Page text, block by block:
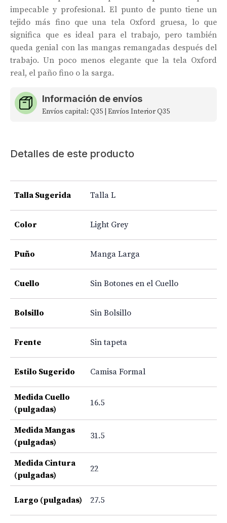
impecable y profesional. El punto de punto tiene un
tejido más fino que una tela Oxford gruesa, lo que
significa que es ideal para el trabajo, pero también
queda genial con las mangas remangadas después del
trabajo. Un poco menos elegante que la tela Oxford
real, el paño fino o la sarga.
Información de envíos
Envíos capital: Q35 | Envíos Interior Q35
Detalles de este producto
Talla Sugerida Talla L
Color Light Grey
Puño Manga Larga
Cuello Sin Botones en el Cuello
Bolsillo Sin Bolsillo
Frente Sin tapeta
Estilo Sugerido Camisa Formal
Medida Cuello
(pulgadas)
16.5
Medida Mangas
(pulgadas)
31.5
Medida Cintura
(pulgadas)
22
Largo (pulgadas) 27.5